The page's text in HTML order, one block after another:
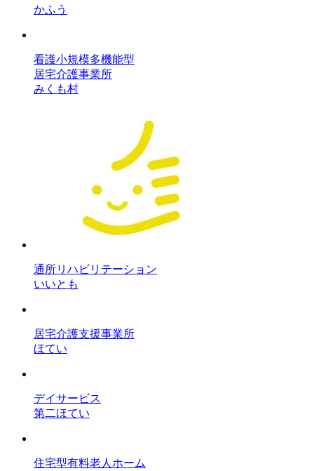
かふう
看護小規模多機能型
居宅介護事業所
みくも村
通所リハビリテーション
いいとも
居宅介護支援事業所
ほてい
デイサービス
第二ほてい
住宅型有料老人ホーム